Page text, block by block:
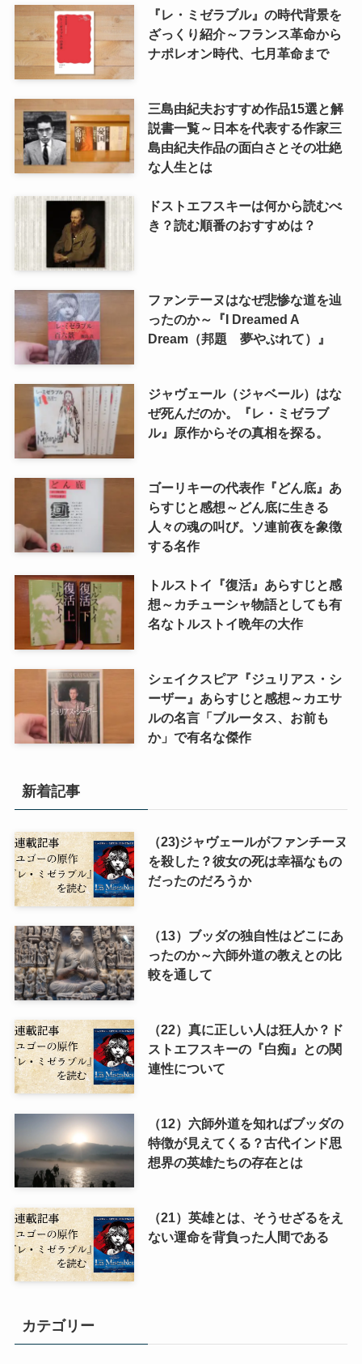
『レ・ミゼラブル』の時代背景を
ざっくり紹介～フランス革命から
ナポレオン時代、七月革命まで
三島由紀夫おすすめ作品15選と解
説書一覧～日本を代表する作家三
島由紀夫作品の面白さとその壮絶
な人生とは
ドストエフスキーは何から読むべ
き？読む順番のおすすめは？
ファンテーヌはなぜ悲惨な道を辿
ったのか～『I Dreamed A
Dream（邦題 夢やぶれて）』
ジャヴェール（ジャベール）はな
ぜ死んだのか。『レ・ミゼラブ
ル』原作からその真相を探る。
ゴーリキーの代表作『どん底』あ
らすじと感想～どん底に生きる
人々の魂の叫び。ソ連前夜を象徴
する名作
トルストイ『復活』あらすじと感
想～カチューシャ物語としても有
名なトルストイ晩年の大作
シェイクスピア『ジュリアス・シ
ーザー』あらすじと感想～カエサ
ルの名言「ブルータス、お前も
か」で有名な傑作
新着記事
（23)ジャヴェールがファンチーヌ
を殺した？彼女の死は幸福なもの
だったのだろうか
（13）ブッダの独自性はどこにあ
ったのか～六師外道の教えとの比
較を通して
（22）真に正しい人は狂人か？ド
ストエフスキーの『白痴』との関
連性について
（12）六師外道を知ればブッダの
特徴が見えてくる？古代インド思
想界の英雄たちの存在とは
（21）英雄とは、そうせざるをえ
ない運命を背負った人間である
カテゴリー